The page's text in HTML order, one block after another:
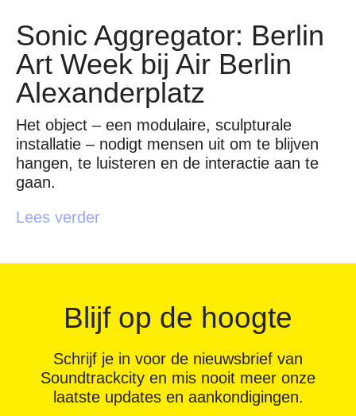
Sonic Aggregator: Berlin
Art Week bij Air Berlin
Alexanderplatz
Het object – een modulaire, sculpturale
installatie – nodigt mensen uit om te blijven
hangen, te luisteren en de interactie aan te
gaan.
Lees verder
Blijf op de hoogte
Schrijf je in voor de nieuwsbrief van
Soundtrackcity en mis nooit meer onze
laatste updates en aankondigingen.